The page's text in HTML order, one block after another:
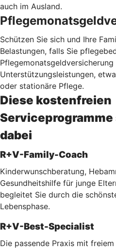
auch im Ausland.
Schützen Sie sich und Ihre
Belastungen, falls Sie
Unterstützungsleistungen,
oder stationäre Pflege.
Diese kostenfreien
dabei
R+V-Family-Coach
Kinderwunschberatung,
Gesundheitshilfe für junge
begleitet Sie durch die
Lebensphase.
R+V-Best-Specialist
Die passende Praxis mit